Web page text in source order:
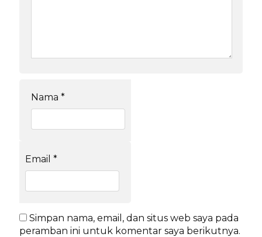
Nama *
Email *
Simpan nama, email, dan situs web saya pada
peramban ini untuk komentar saya berikutnya.